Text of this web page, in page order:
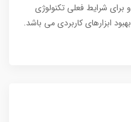
شرایط فعلی تکنولوژی
ابزارهای کاربردی می باشد.